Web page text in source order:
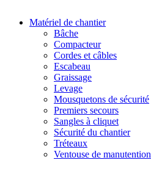
Matériel de chantier
Bâche
Compacteur
Cordes et câbles
Escabeau
Graissage
Levage
Mousquetons de sécurité
Premiers secours
Sangles à cliquet
Sécurité du chantier
Tréteaux
Ventouse de manutention